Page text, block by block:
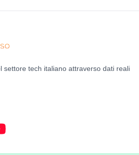
settore tech italiano attraverso dati reali